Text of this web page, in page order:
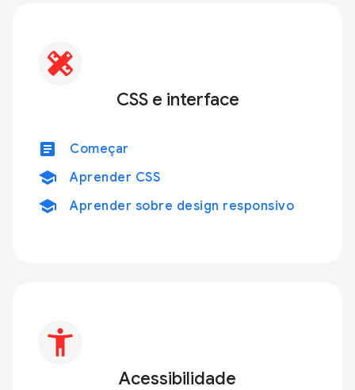
CSS e interface
article Começar
school Aprender CSS
school Aprender sobre design responsivo
Acessibilidade